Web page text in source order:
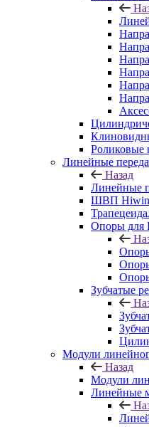
Роликовые
Линейные
Назад
Линейные
ШВП Hiwin
Опоры
Зубчатые
Модули
Назад
Модули
Линейные